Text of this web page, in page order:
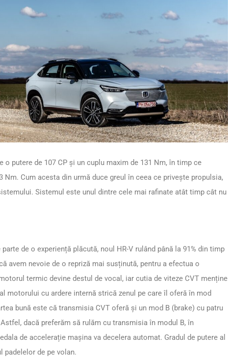
o putere de 107 CP și un cuplu maxim de 131 Nm, în timp ce
Cum acesta din urmă duce greul în ceea ce privește propulsia,
Sistemul este unul dintre cele mai rafinate atât timp cât nu
de o experiență plăcută, noul HR-V rulând până la 91% din timp
avem nevoie de o repriză mai susținută, pentru a efectua o
termic devine destul de vocal, iar cutia de viteze CVT menține
motorului cu ardere internă strică zenul pe care îl oferă în mod
bună este că transmisia CVT oferă și un mod B (brake) cu patru
dacă preferăm să rulăm cu transmisia în modul B, în
de accelerație mașina va decelera automat. Gradul de putere al
padelelor de pe volan.